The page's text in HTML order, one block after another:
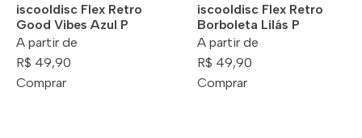
iscooldisc Flex Retro
Good Vibes Azul P
A partir de
R$ 49,90
Comprar
iscooldisc Flex Retro
Borboleta Lilás P
A partir de
R$ 49,90
Comprar